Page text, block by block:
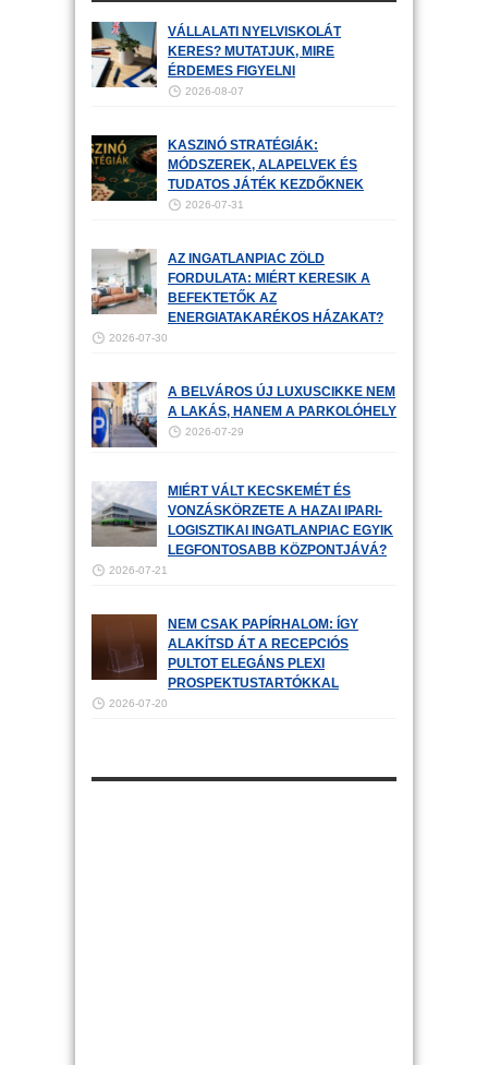
VÁLLALATI NYELVISKOLÁT
KERES? MUTATJUK, MIRE
ÉRDEMES FIGYELNI
2026-08-07
KASZINÓ STRATÉGIÁK:
MÓDSZEREK, ALAPELVEK ÉS
TUDATOS JÁTÉK KEZDŐKNEK
2026-07-31
AZ INGATLANPIAC ZÖLD
FORDULATA: MIÉRT KERESIK A
BEFEKTETŐK AZ
ENERGIATAKARÉKOS HÁZAKAT?
2026-07-30
A BELVÁROS ÚJ LUXUSCIKKE NEM
A LAKÁS, HANEM A PARKOLÓHELY
2026-07-29
MIÉRT VÁLT KECSKEMÉT ÉS
VONZÁSKÖRZETE A HAZAI IPARI-
LOGISZTIKAI INGATLANPIAC EGYIK
LEGFONTOSABB KÖZPONTJÁVÁ?
2026-07-21
NEM CSAK PAPÍRHALOM: ÍGY
ALAKÍTSD ÁT A RECEPCIÓS
PULTOT ELEGÁNS PLEXI
PROSPEKTUSTARTÓKKAL
2026-07-20